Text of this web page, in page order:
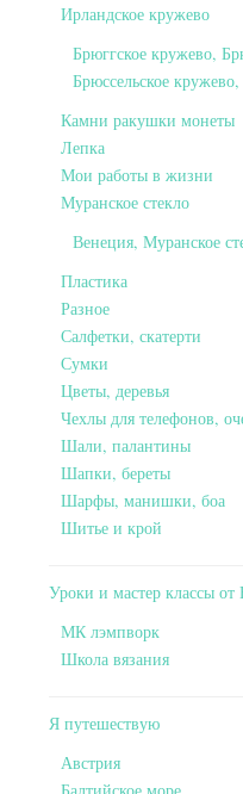
Ирландское кружево
Брюггское кружево,
Брюссельское
Камни ракушки монеты
Лепка
Мои работы в жизни
Муранское стекло
Венеция, Муранское
Пластика
Разное
Салфетки, скатерти
Сумки
Цветы, деревья
Чехлы для телефонов,
Шали, палантины
Шапки, береты
Шарфы, манишки, боа
Шитье и крой
Уроки и мастер классы
МК лэмпворк
Школа вязания
Я путешествую
Австрия